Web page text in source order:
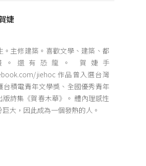
婕
。主修建築。喜歡文學、建築、都
。還有恐龍。 賀婕手
jiehoc 作品曾入選台灣
台積電青年文學獎、全國優秀青年
版詩集《賀春木華》。 體內理感性
大，因此成為一個發熱的人。